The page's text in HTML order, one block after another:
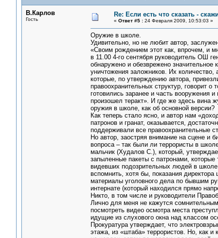
В.Карлов
Гость
Re: Если есть что сказать -
« Ответ #5 :24 Февраля 2009, 10:53:03 »
Оружие в школе.
Удивительно, но не любит автор,
«Своим рождением этот как, впрочем, и
в 11.00 4-го сентября руководитель ОШ
обнаружено и обезврежено
уничтожения заложников. Их количество,
которые, по утверждению автора,
правоохранительных структур, говорит
готовились заранее и часть вооружения
произошел теракт». И где же здесь вина
оружия в школе, как об основной версии?
Как теперь стало ясно, и автор нам
патронов и гранат, оказывается,
поддерживали все правоохранительные
Но автор, заостряя внимание на сцене и
вопроса – так были ли террористы в
мальчик (Худалов С.), который,
запыленные пакеты с патронами, которые
видевших подозрительных людей в школе
вспомнить, хотя бы, показания
материалы уголовного дела по бывшим
интернате (который находился прямо
Никто, в том числе и руководители
Лично для меня не кажутся
посмотреть видео осмотра места
идущие из слухового окна над классом
Прокуратура утверждает, что
этажа, из «штаба» террористов. Но, как и